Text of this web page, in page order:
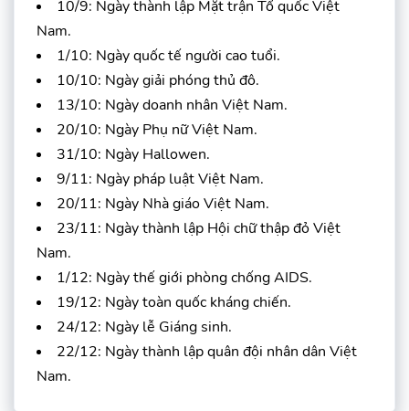
10/9: Ngày thành lập Mặt trận Tổ quốc Việt
Nam.
1/10: Ngày quốc tế người cao tuổi.
10/10: Ngày giải phóng thủ đô.
13/10: Ngày doanh nhân Việt Nam.
20/10: Ngày Phụ nữ Việt Nam.
31/10: Ngày Hallowen.
9/11: Ngày pháp luật Việt Nam.
20/11: Ngày Nhà giáo Việt Nam.
23/11: Ngày thành lập Hội chữ thập đỏ Việt
Nam.
1/12: Ngày thế giới phòng chống AIDS.
19/12: Ngày toàn quốc kháng chiến.
24/12: Ngày lễ Giáng sinh.
22/12: Ngày thành lập quân đội nhân dân Việt
Nam.